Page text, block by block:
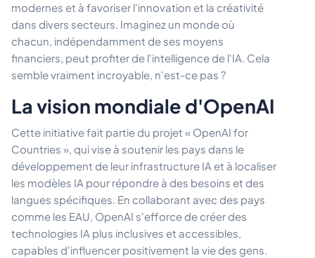
modernes et à favoriser l'innovation et la créativité
dans divers secteurs. Imaginez un monde où
chacun, indépendamment de ses moyens
financiers, peut profiter de l'intelligence de l'IA. Cela
semble vraiment incroyable, n'est-ce pas ?
La vision mondiale d'OpenAI
Cette initiative fait partie du projet « OpenAI for
Countries », qui vise à soutenir les pays dans le
développement de leur infrastructure IA et à localiser
les modèles IA pour répondre à des besoins et des
langues spécifiques. En collaborant avec des pays
comme les EAU, OpenAI s'efforce de créer des
technologies IA plus inclusives et accessibles,
capables d'influencer positivement la vie des gens.